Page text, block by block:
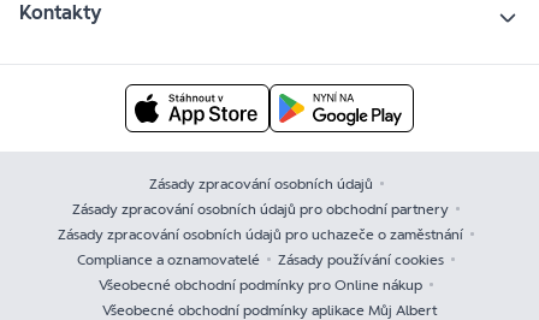
Kontakty
Zásady zpracování osobních údajů
Zásady zpracování osobních údajů pro obchodní partnery
Zásady zpracování osobních údajů pro uchazeče o zaměstnání
Compliance a oznamovatelé
Zásady používání cookies
Všeobecné obchodní podmínky pro Online nákup
Všeobecné obchodní podmínky aplikace Můj Albert